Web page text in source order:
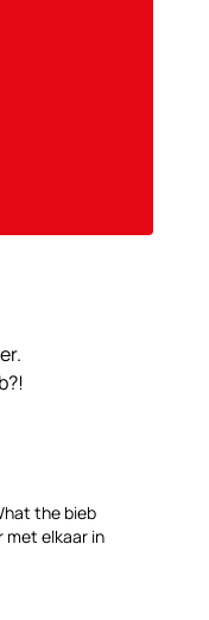
the bieb
met elkaar in